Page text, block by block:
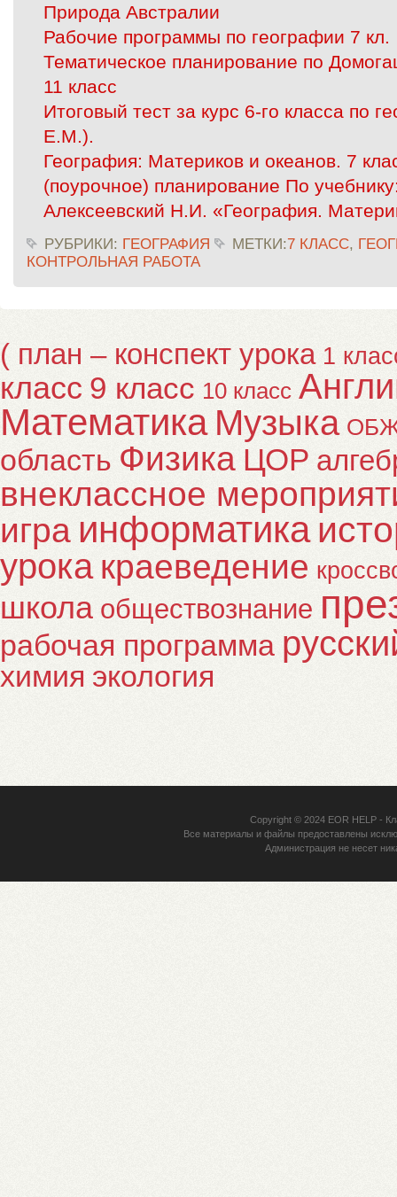
Природа Австралии
Рабочие программы по географии 7 кл.
Тематическое планирование по
11 класс
Итоговый тест за курс 6-го класса по
Е.М.).
География: Материков и океанов. 7
(поурочное) планирование По
Алексеевский Н.И. «География.
РУБРИКИ: ГЕОГРАФИЯ МЕТКИ:7 КЛАСС,
КОНТРОЛЬНАЯ РАБОТА
( план – конспект урока 1
класс 9 класс 10 класс
Математика Музыка
область Физика ЦОР
внеклассное
игра информатика
урока краеведение
школа обществознание
рабочая программа
химия экология
Copyright © 2024 EOR HELP-
Все материалы и файлы предоставлены
Администрация не несет